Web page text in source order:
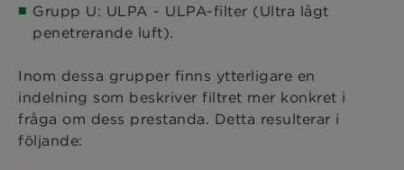
Grupp U: ULPA - ULPA-filter (Ultra lågt
penetrerande luft).
Inom dessa grupper finns ytterligare en
indelning som beskriver filtret mer konkret i
fråga om dess prestanda. Detta resulterar i
följande: